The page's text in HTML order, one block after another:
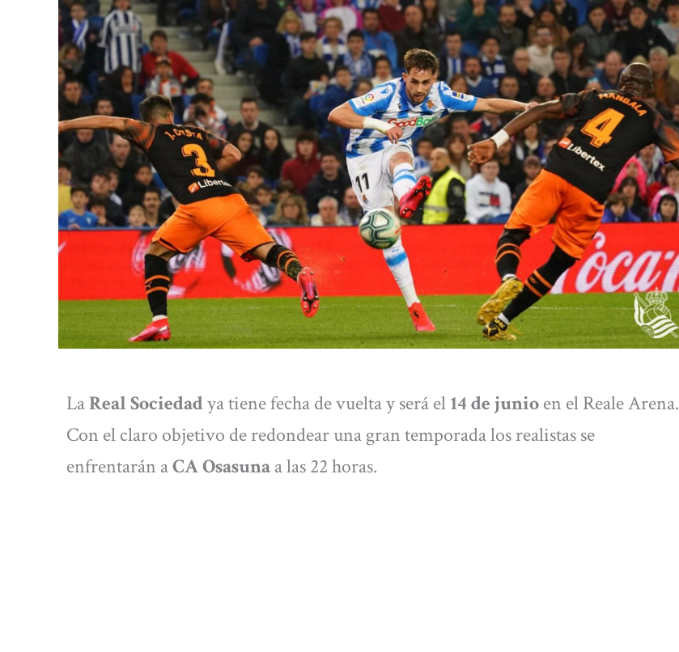
LaReal Sociedadya tiene fecha de vuelta y será el14 de junioen el Reale Arena.
Con el claro objetivo de redondear una gran temporada los realistas se
enfrentarán aCA Osasunaa las 22 horas.